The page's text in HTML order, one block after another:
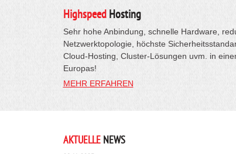
HighspeedHosting
Sehr hohe Anbindung, schnelle Hardware,
Netzwerktopologie, höchste
Cloud-Hosting, Cluster-Lösungen uvm. in
Europas!
MEHR ERFAHREN
AKTUELLENEWS